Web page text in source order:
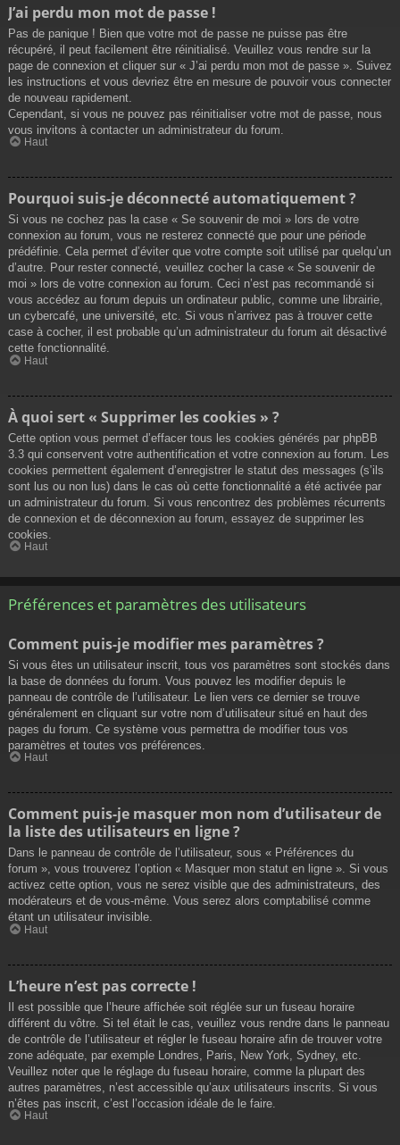
J’ai perdu mon mot de passe !
Pas de panique ! Bien que votre mot de passe ne puisse pas être
récupéré, il peut facilement être réinitialisé. Veuillez vous rendre sur la
page de connexion et cliquer sur « J’ai perdu mon mot de passe ». Suivez
les instructions et vous devriez être en mesure de pouvoir vous connecter
de nouveau rapidement.
Cependant, si vous ne pouvez pas réinitialiser votre mot de passe, nous
vous invitons à contacter un administrateur du forum.
Haut
Pourquoi suis-je déconnecté automatiquement ?
Si vous ne cochez pas la case « Se souvenir de moi » lors de votre
connexion au forum, vous ne resterez connecté que pour une période
prédéfinie. Cela permet d’éviter que votre compte soit utilisé par quelqu’un
d’autre. Pour rester connecté, veuillez cocher la case « Se souvenir de
moi » lors de votre connexion au forum. Ceci n’est pas recommandé si
vous accédez au forum depuis un ordinateur public, comme une librairie,
un cybercafé, une université, etc. Si vous n’arrivez pas à trouver cette
case à cocher, il est probable qu’un administrateur du forum ait désactivé
cette fonctionnalité.
Haut
À quoi sert « Supprimer les cookies » ?
Cette option vous permet d’effacer tous les cookies générés par phpBB
3.3 qui conservent votre authentification et votre connexion au forum. Les
cookies permettent également d’enregistrer le statut des messages (s’ils
sont lus ou non lus) dans le cas où cette fonctionnalité a été activée par
un administrateur du forum. Si vous rencontrez des problèmes récurrents
de connexion et de déconnexion au forum, essayez de supprimer les
cookies.
Haut
Préférences et paramètres des utilisateurs
Comment puis-je modifier mes paramètres ?
Si vous êtes un utilisateur inscrit, tous vos paramètres sont stockés dans
la base de données du forum. Vous pouvez les modifier depuis le
panneau de contrôle de l’utilisateur. Le lien vers ce dernier se trouve
généralement en cliquant sur votre nom d’utilisateur situé en haut des
pages du forum. Ce système vous permettra de modifier tous vos
paramètres et toutes vos préférences.
Haut
Comment puis-je masquer mon nom d’utilisateur de
la liste des utilisateurs en ligne ?
Dans le panneau de contrôle de l’utilisateur, sous « Préférences du
forum », vous trouverez l’option « Masquer mon statut en ligne ». Si vous
activez cette option, vous ne serez visible que des administrateurs, des
modérateurs et de vous-même. Vous serez alors comptabilisé comme
étant un utilisateur invisible.
Haut
L’heure n’est pas correcte !
Il est possible que l’heure affichée soit réglée sur un fuseau horaire
différent du vôtre. Si tel était le cas, veuillez vous rendre dans le panneau
de contrôle de l’utilisateur et régler le fuseau horaire afin de trouver votre
zone adéquate, par exemple Londres, Paris, New York, Sydney, etc.
Veuillez noter que le réglage du fuseau horaire, comme la plupart des
autres paramètres, n’est accessible qu’aux utilisateurs inscrits. Si vous
n’êtes pas inscrit, c’est l’occasion idéale de le faire.
Haut